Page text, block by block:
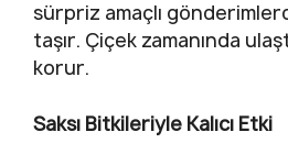
sürpriz amaçlı
taşır. Çiçek zamanında
korur.
Saksı Bitkileriyle Kalıcı Etki